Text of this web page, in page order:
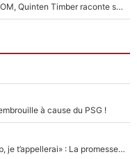
En plein cauchemar après son transfert à l'OM, Quinten Timber raconte ses doutes après sa signature à Marseille
à cause du PSG !
Mercato - OM - «Dès que je prends un club, je t’appellerai» : La promesse de Marcelino au moment de claquer la porte